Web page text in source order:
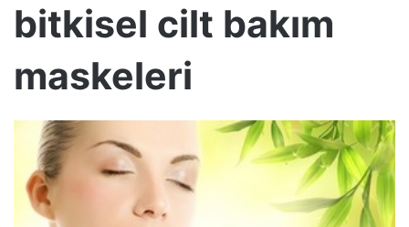
bitkisel cilt bakım
maskeleri